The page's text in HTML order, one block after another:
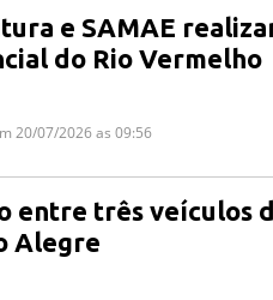
e SAMAE
do Rio Vermelho
20/07/2026 as 09:56
entre três veículos
Alegre